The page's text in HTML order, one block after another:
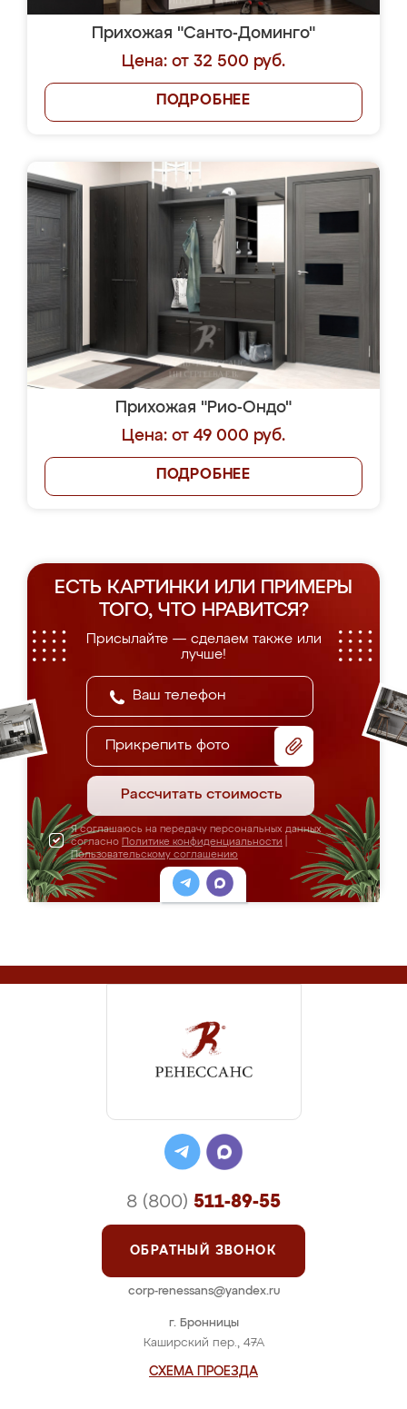
Прихожая "Санто-Доминго"
Цена: от 32 500 руб.
ПОДРОБНЕЕ
Прихожая "Рио-Ондо"
Цена: от 49 000 руб.
ПОДРОБНЕЕ
ЕСТЬ КАРТИНКИ ИЛИ ПРИМЕРЫ
ТОГО, ЧТО НРАВИТСЯ?
Присылайте — сделаем также или
лучше!
Прикрепить фото
Рассчитать стоимость
Я соглашаюсь на передачу персональных данных
согласно Политике конфиденциальности
Пользовательскому соглашению
г. Бронницы
Каширский пер., 47А
СХЕМА ПРОЕЗДА
8 (800) 511-89-55
ОБРАТНЫЙ ЗВОНОК
corp-renessans@yandex.ru